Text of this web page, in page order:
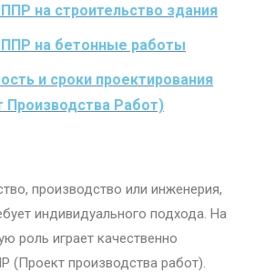
на строительство здания
на бетонные работы​
и сроки проектирования
Производства Работ)
производство или инженерия,
индивидуального подхода. На
роль играет качественно
(Проект производства работ).